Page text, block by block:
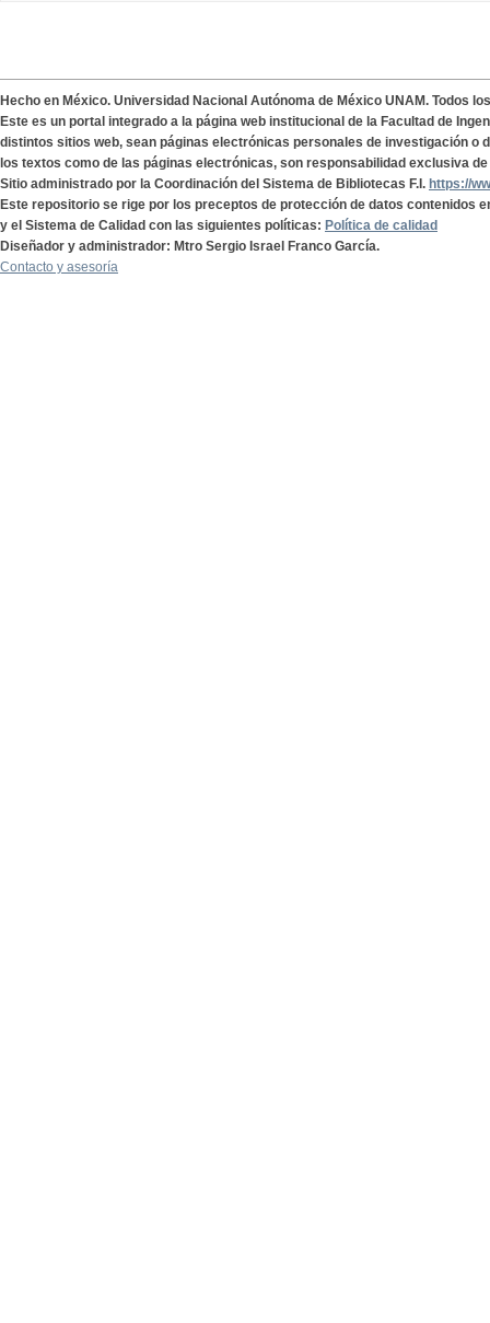
Hecho en México. Universidad Nacional Autónoma de México UNAM. Todos
Este es un portal integrado a la página web institucional de la Facultad de
distintos sitios web, sean páginas electrónicas personales de investigación o
los textos como de las páginas electrónicas, son responsabilidad exclusiva
Sitio administrado por la Coordinación del Sistema de Bibliotecas F.I. https://
Este repositorio se rige por los preceptos de protección de datos contenidos
y el Sistema de Calidad con las siguientes políticas: Política de calidad
Diseñador y administrador: Mtro Sergio Israel Franco García.
Contacto y asesoría